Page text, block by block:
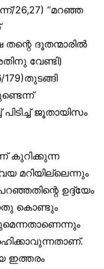
26,27) “മറഞ്ഞ
തന്റെ ദൂതന്മാരില്‍
വേണ്ടി)
ജൂതായിസം
കുറിക്കുന്ന
മറിയില്ലെന്നും
ഉദ്ദ്യേം
കൊണ്ടും
ഇത്തരം